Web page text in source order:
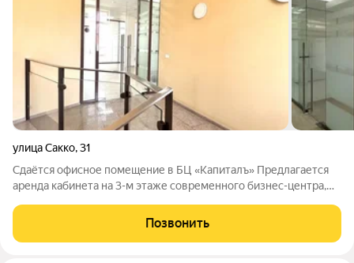
улица Сакко,31
Сдаётся офисное помещение в БЦ «Капиталъ» Предлагается
аренда кабинета на 3-м этаже современного бизнес-центра,
находится банк. Характеристики помещений: Площадь: 12 м.
Планировка: кабинетная.
Позвонить